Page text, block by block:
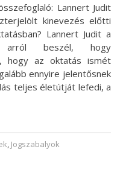
Lannert Judit
kinevezés előtti
Lannert Judit a
arról beszél, hogy
hogy az oktatás ismét
ennyire jelentősnek
teljes életútját lefedi, a
, Jogszabalyok